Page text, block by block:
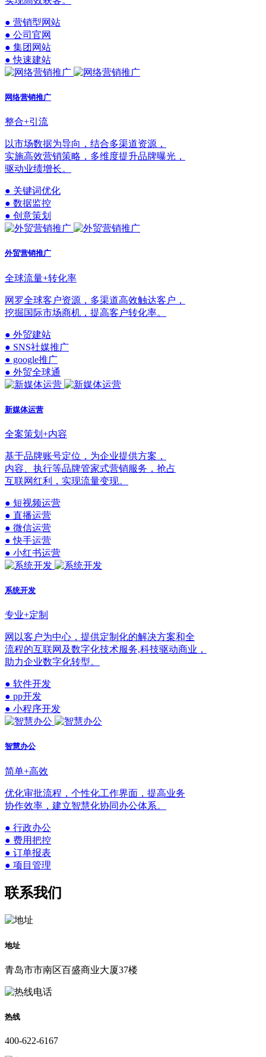
● 营销型网站
● 公司官网
● 集团网站
● 快速建站
网络营销推广
整合+引流
以市场数据为导向，结合多渠道资源，
实施高效营销策略，多维度提升品牌曝光，
驱动业绩增长。
● 关键词优化
● 数据监控
● 创意策划
外贸营销推广
全球流量+转化率
网罗全球客户资源，多渠道高效触达客户，
挖掘国际市场商机，提高客户转化率。
● 外贸建站
● SNS社媒推广
● google推广
● 外贸全球通
新媒体运营
全案策划+内容
基于品牌账号定位，为企业提供方案，
内容、执行等品牌管家式营销服务，抢占
互联网红利，实现流量变现。
● 短视频运营
● 直播运营
● 微信运营
● 快手运营
● 小红书运营
系统开发
专业+定制
网以客户为中心，提供定制化的解决方案和全
流程的互联网及数字化技术服务,科技驱动商业，
助力企业数字化转型。
● 软件开发
● pp开发
● 小程序开发
智慧办公
简单+高效
优化审批流程，个性化工作界面，提高业务
协作效率，建立智慧化协同办公体系。
● 行政办公
● 费用把控
● 订单报表
● 项目管理
联系我们
地址
青岛市市南区百盛商业大厦37楼
热线
400-622-6167